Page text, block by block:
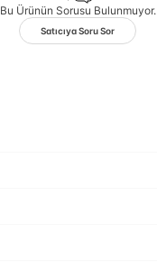
Bu Ürünün Sorusu Bulunmuyor.
Satıcıya Soru Sor